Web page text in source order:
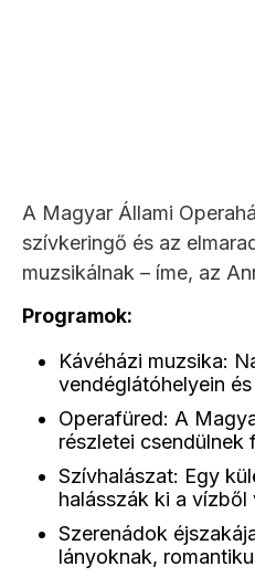
A Magyar Állami
szívkeringő és az
muzsikálnak – íme, az
Programok:
Kávéházi muzsika:
vendéglátóhelyein
Operafüred: A
részletei csendülnek
Szívhalászat: Egy
halásszák ki a
Szerenádok
lányoknak,